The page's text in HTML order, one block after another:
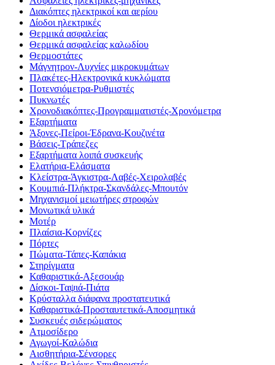
Διακόπτες ηλεκτρικοί και αερίου
Δίοδοι ηλεκτρικές
Θερμικά ασφαλείας
Θερμικά ασφαλείας καλωδίου
Θερμοστάτες
Μάγνητρον-Λυχνίες μικροκυμάτων
Πλακέτες-Ηλεκτρονικά κυκλώματα
Ποτενσιόμετρα-Ρυθμιστές
Πυκνωτές
Χρονοδιακόπτες-Προγραμματιστές-Χρονόμετρα
Εξαρτήματα
Άξονες-Πείροι-Έδρανα-Κουζινέτα
Βάσεις-Τράπεζες
Εξαρτήματα λοιπά συσκευής
Ελατήρια-Ελάσματα
Κλείστρα-Άγκιστρα-Λαβές-Χειρολαβές
Κουμπιά-Πλήκτρα-Σκανδάλες-Μπουτόν
Μηχανισμοί μειωτήρες στροφών
Μονωτικά υλικά
Μοτέρ
Πλαίσια-Κορνίζες
Πόρτες
Πώματα-Τάπες-Καπάκια
Στηρίγματα
Καθαριστικά-Αξεσουάρ
Δίσκοι-Ταψιά-Πιάτα
Κρύσταλλα διάφανα προστατευτικά
Καθαριστικά-Προσταυτετικά-Αποσμητικά
Συσκευές σιδερώματος
Ατμοσίδερο
Αγωγοί-Καλώδια
Αισθητήρια-Σένσορες